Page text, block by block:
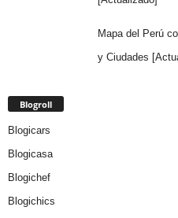
Mapa del Perú
y Ciudades
Blogroll
Blogicars
Blogicasa
Blogichef
Blogichics